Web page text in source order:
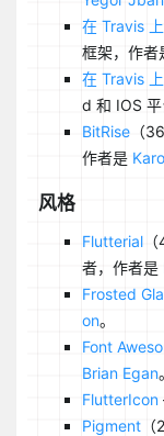
在 Travis
框架，作者
在 Travis
d 和 IOS
BitRise （
作者是
风格
Flutterial
者，作者是
Frosted
on。
Font
Brian Egan。
FlutterIcon
Pigment